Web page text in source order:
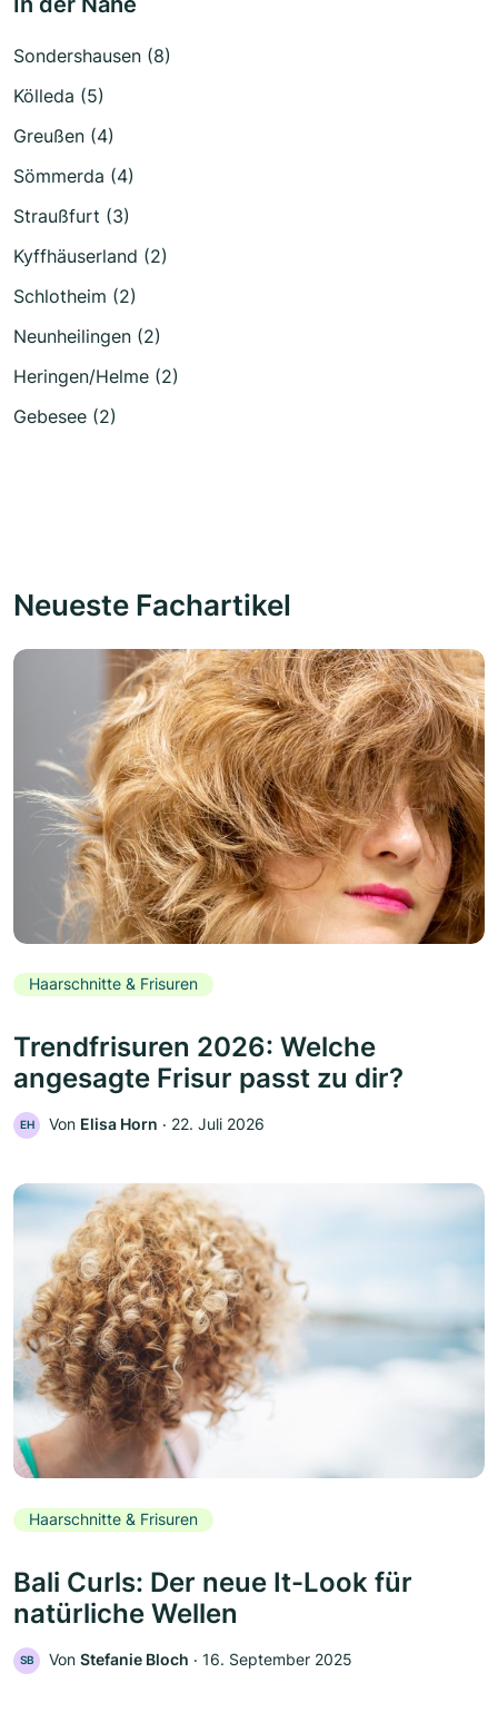
Sondershausen (8)
Kölleda (5)
Greußen (4)
Sömmerda (4)
Straußfurt (3)
Kyffhäuserland (2)
Schlotheim (2)
Neunheilingen (2)
Heringen/Helme (2)
Gebesee (2)
Neueste Fachartikel
Haarschnitte & Frisuren
Trendfrisuren 2026: Welche
angesagte Frisur passt zu dir?
EH Von Elisa Horn ‧ 22. Juli 2026
Haarschnitte & Frisuren
Bali Curls: Der neue It-Look für
natürliche Wellen
SB Von Stefanie Bloch ‧ 16. September 2025